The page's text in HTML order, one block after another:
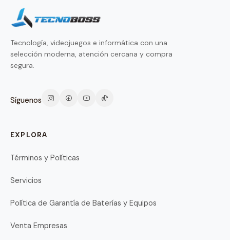
Tecnología, videojuegos e informática con una
selección moderna, atención cercana y compra
segura.
Síguenos
EXPLORA
Términos y Políticas
Servicios
Política de Garantía de Baterías y Equipos
Venta Empresas